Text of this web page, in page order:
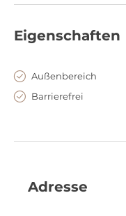
Eigenschaften
Außenbereich
Barrierefrei
Adresse